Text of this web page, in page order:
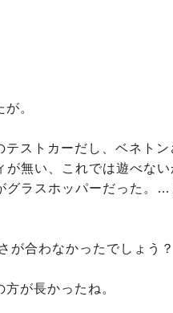
。
ストカーだし、ベネトン
無い、これでは遊べない
グラスホッパーだった。…
が合わなかったでしょう？
が長かったね。